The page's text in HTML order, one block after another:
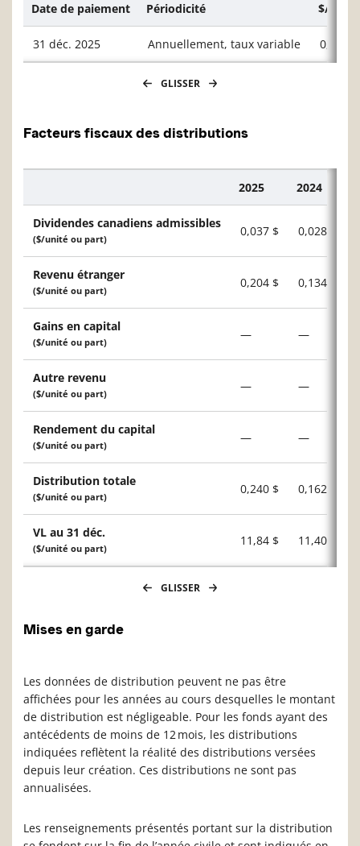
Date de paiement Périodicité $/
31 déc. 2025 Annuellement, taux variable
GLISSER
Facteurs fiscaux des distributions
2025 2024
Dividendes canadiens admissibles
($/unité ou part)
0,037 $ 0,028 $
Revenu étranger
($/unité ou part)
0,204 $ 0,134 $
Gains en capital
($/unité ou part)
— —
Autre revenu
($/unité ou part)
— —
Rendement du capital
($/unité ou part)
— —
Distribution totale
($/unité ou part)
0,240 $ 0,162 $
VL au 31 déc.
($/unité ou part)
11,84 $ 11,40 $
GLISSER
Mises en garde
Les données de distribution peuvent ne pas être
affichées pour les années au cours desquelles le montant
de distribution est négligeable. Pour les fonds ayant des
antécédents de moins de 12 mois, les distributions
indiquées reflètent la réalité des distributions versées
depuis leur création. Ces distributions ne sont pas
annualisées.
Les renseignements présentés portant sur la distribution